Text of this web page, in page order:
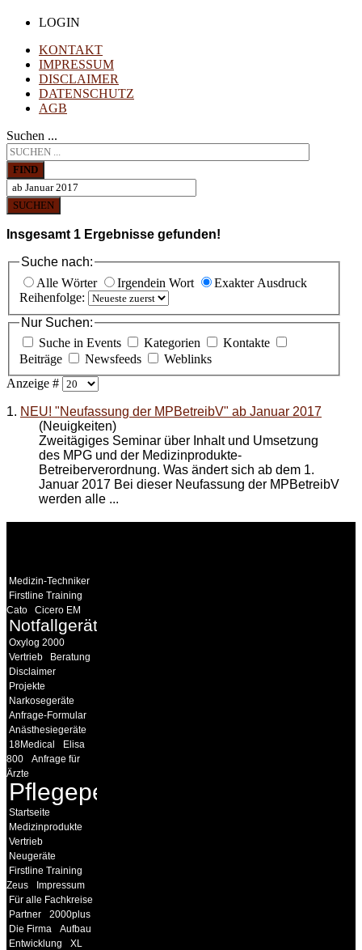
LOGIN
KONTAKT
IMPRESSUM
DISCLAIMER
DATENSCHUTZ
AGB
Suchen ...
FIND
SUCHEN
Insgesamt 1 Ergebnisse gefunden!
Suche nach:
Alle Wörter
Irgendein Wort
Exakter Ausdruck
Reihenfolge:
Nur Suchen:
Suche in Events
Kategorien
Kontakte
Beiträge
Newsfeeds
Weblinks
Anzeige #
1. NEU! "Neufassung der MPBetreibV" ab Januar 2017
(Neuigkeiten)
Zweitägiges Seminar über Inhalt und Umsetzung
des MPG und der Medizinprodukte-
Betreiberverordnung. Was ändert sich ab dem 1.
Januar 2017 Bei dieser Neufassung der MPBetreibV
werden alle ...
Medizin-Techniker
Firstline Training
Cato
Cicero EM
Notfallgeräte
Oxylog 2000
Vertrieb
Beratung
Disclaimer
Projekte
Narkosegeräte
Anfrage-Formular
Anästhesiegeräte
18Medical
Elisa
800
Anfrage für
Ärzte
Pflegepersonal
Startseite
Medizinprodukte
Vertrieb
Neugeräte
Firstline Training
Zeus
Impressum
Für alle Fachkreise
Partner
2000plus
Die Firma
Aufbau
Entwicklung
XL